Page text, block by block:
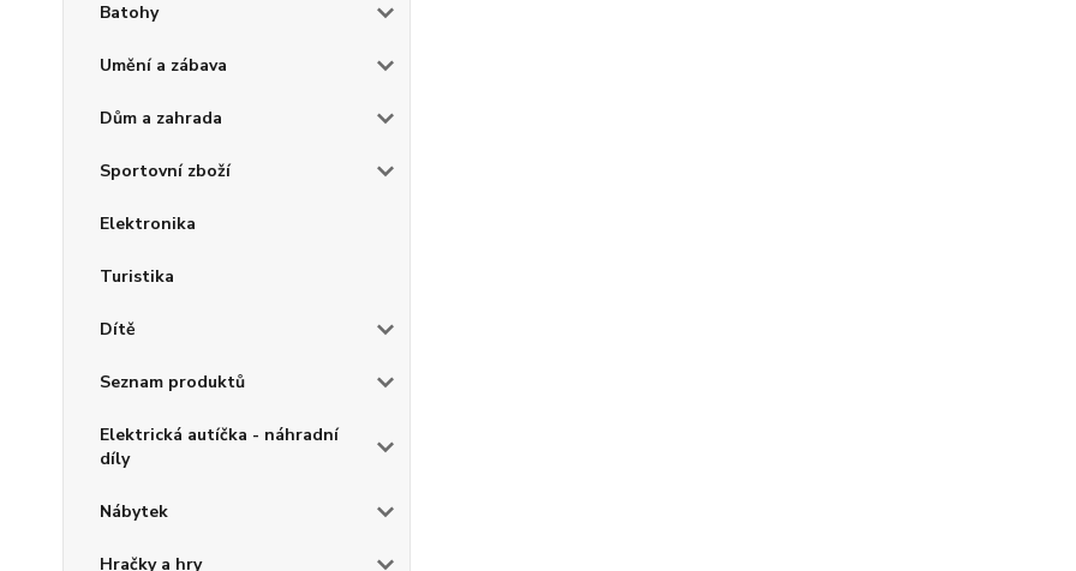
Batohy
Umění a zábava
Dům a zahrada
Sportovní zboží
Elektronika
Turistika
Dítě
Seznam produktů
Elektrická autíčka - náhradní
díly
Nábytek
Hračky a hry